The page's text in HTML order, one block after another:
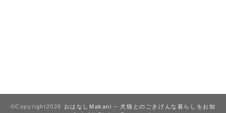
©Copyright2026
おはなしMakani – 犬猫とのごきげんな暮らしをお知